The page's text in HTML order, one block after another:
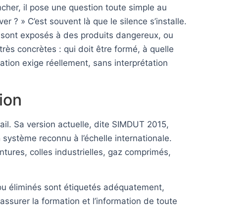
il pose une question toute simple au
? » C’est souvent là que le silence s’installe.
exposés à des produits dangereux, ou
concrètes : qui doit être formé, à quelle
exige réellement, sans interprétation
Sa version actuelle, dite SIMDUT 2015,
reconnu à l’échelle internationale.
colles industrielles, gaz comprimés,
éliminés sont étiquetés adéquatement,
la formation et l’information de toute